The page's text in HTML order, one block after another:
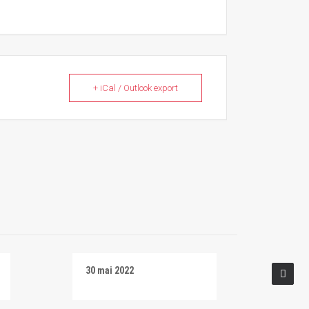
+ iCal / Outlook export
30 mai 2022